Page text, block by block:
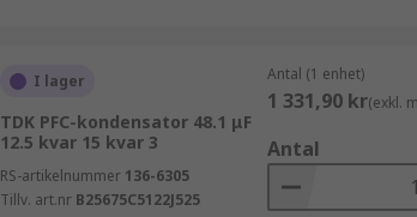
I lager
TDK PFC-kondensator 48.1 μF
12.5 kvar 15 kvar 3
RS-artikelnummer 136-6305
Tillv. art.nr B25675C5122J525
Antal (1 enhet)
1 331,90 kr(exkl.
Antal